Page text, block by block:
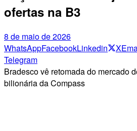
ofertas na B3
8 de maio de 2026
WhatsAppFacebookLinkedin X
Telegram
Bradesco vê retomada do mercado
bilionária da Compass